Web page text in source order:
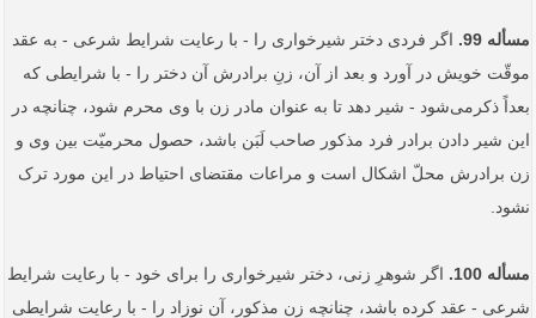
مسأله 99.
اگر فردی دختر شیرخواری را - با رعایت شرایط شرعی - به عقد
موقّت خویش در آورد و بعد از آن، زنِ برادرش آن دختر را - با شرایطی که
بعداً‌ ذکرمی‌شود - شیر دهد تا به عنوان مادر زن با وی محرم شود، چنانچه در
این شیر دادن برادر فرد مذکور صاحب لَبَن باشد، حصول محرمیّت بین وی و
زن برادرش محلّ اشکال است و مراعات مقتضای احتیاط در این مورد ترک
نشود.
مسأله 100.
اگر شوهرِ زنی، دختر شیر‌خواری را برای خود - با رعایت شرایط
شرعی - عقد کرده باشد، چنانچه زن مذکور، آن نوزاد را - با رعایت شرایطی